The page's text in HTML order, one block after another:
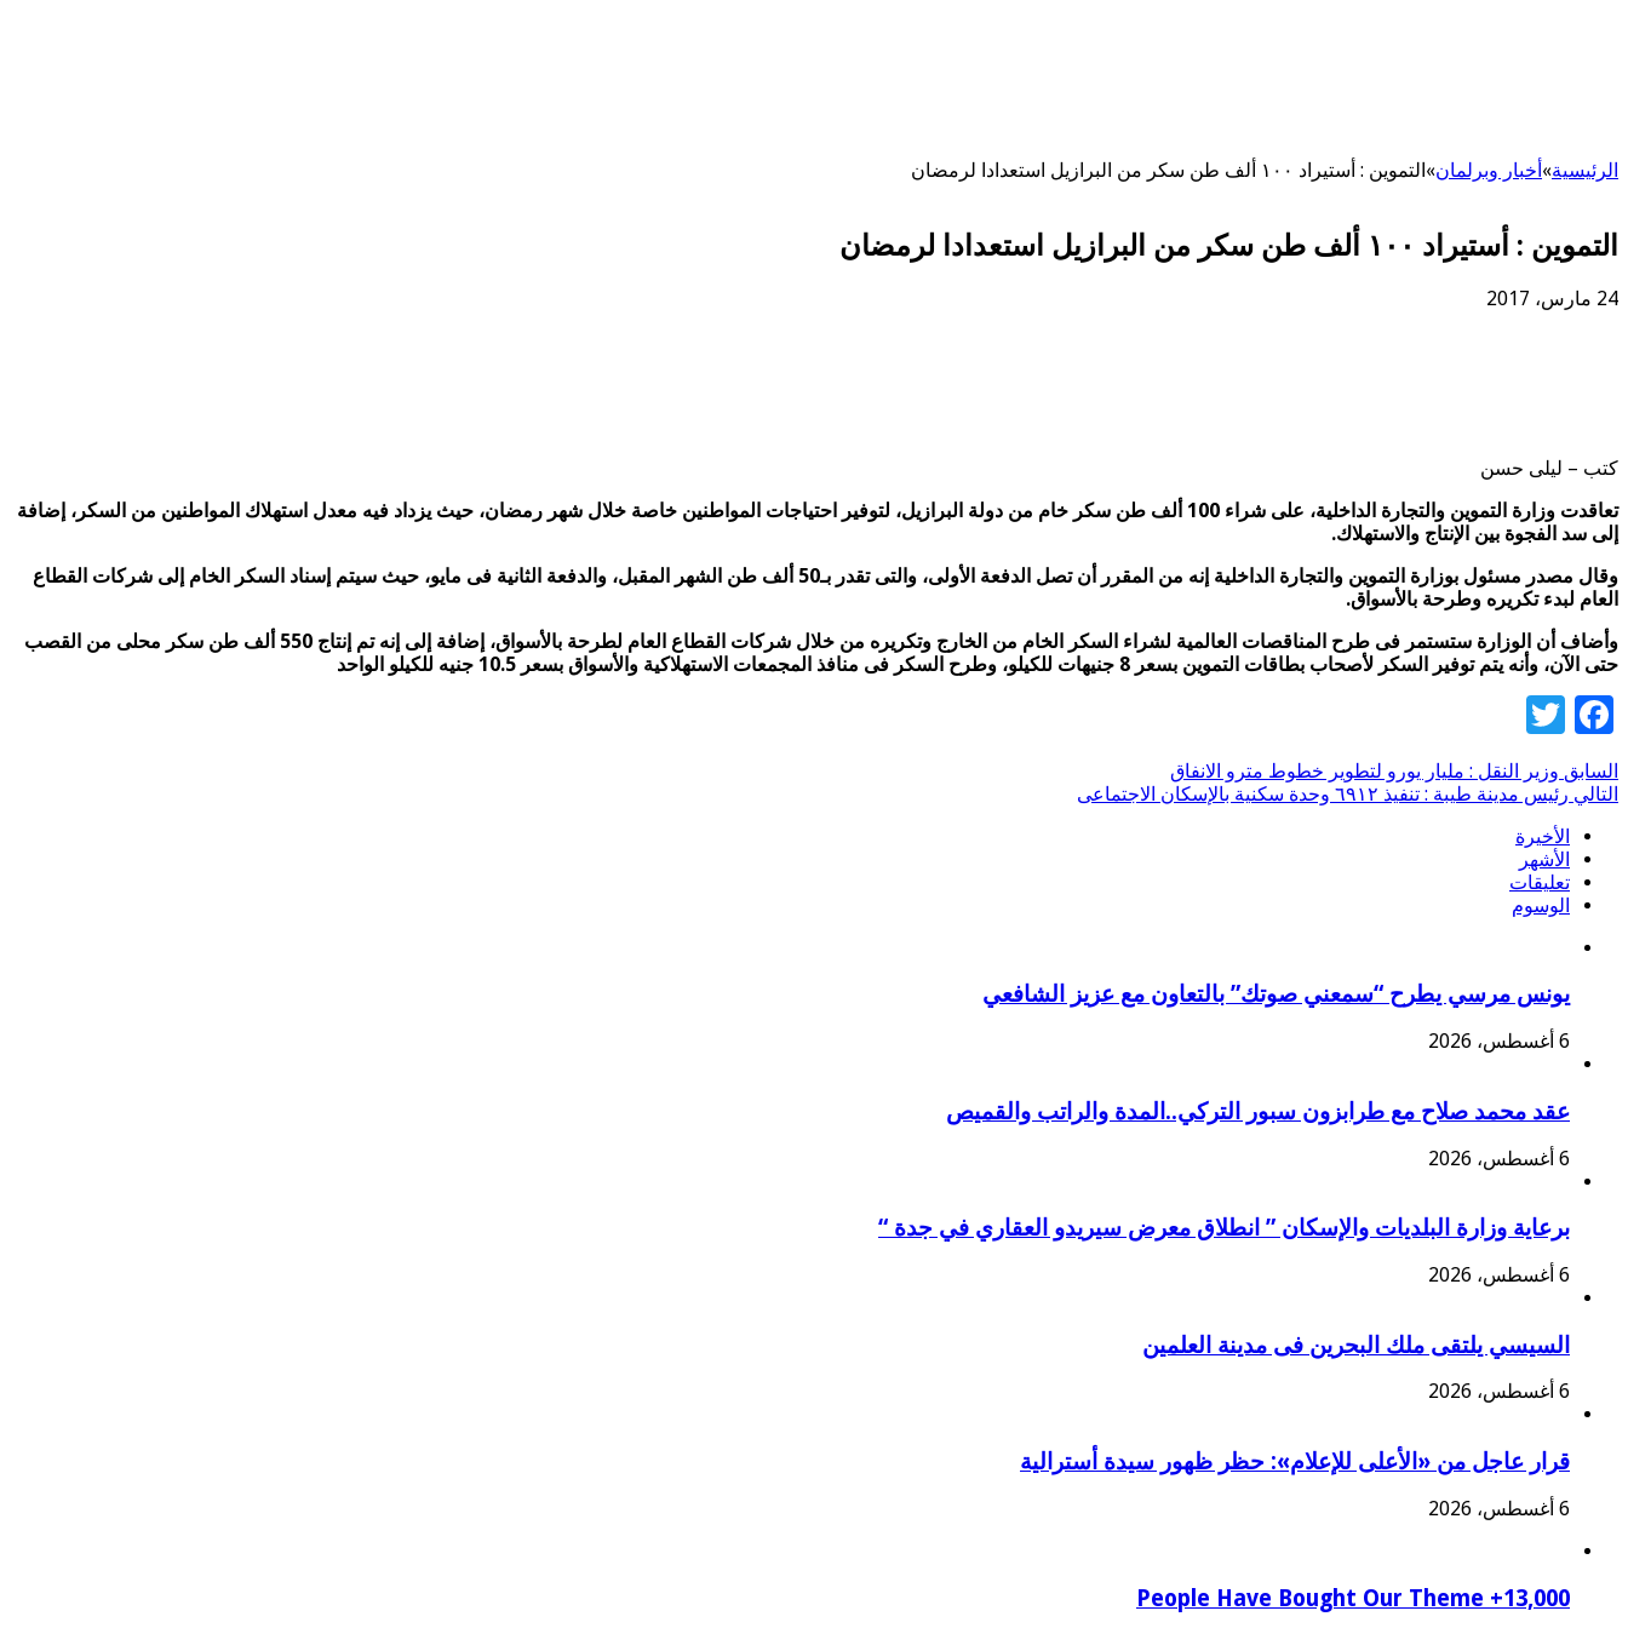
الرئيسية»أخبار وبرلمان»التموين : أستيراد ١٠٠ ألف طن سكر من البرازيل استعدادا لرمضان
التموين : أستيراد ١٠٠ ألف طن سكر من البرازيل استعدادا لرمضان
24 مارس، 2017
كتب – ليلى حسن
تعاقدت وزارة التموين والتجارة الداخلية، على شراء 100 ألف طن سكر خام من دولة البرازيل، لتوفير احتياجات المواطنين خاصة خلال شهر رمضان، حيث يزداد فيه معدل استهلاك المواطنين من السكر، إضافة
إلى سد الفجوة بين الإنتاج والاستهلاك.
وقال مصدر مسئول بوزارة التموين والتجارة الداخلية إنه من المقرر أن تصل الدفعة الأولى، والتى تقدر بـ50 ألف طن الشهر المقبل، والدفعة الثانية فى مايو، حيث سيتم إسناد السكر الخام إلى شركات القطاع
العام لبدء تكريره وطرحة بالأسواق.
وأضاف أن الوزارة ستستمر فى طرح المناقصات العالمية لشراء السكر الخام من الخارج وتكريره من خلال شركات القطاع العام لطرحة بالأسواق، إضافة إلى إنه تم إنتاج 550 ألف طن سكر محلى من القصب
حتى الآن، وأنه يتم توفير السكر لأصحاب بطاقات التموين بسعر 8 جنيهات للكيلو، وطرح السكر فى منافذ المجمعات الاستهلاكية والأسواق بسعر 10.5 جنيه للكيلو الواحد
Facebook
السابق وزير النقل : مليار يورو لتطوير خطوط مترو الانفاق
التالي رئيس مدينة طيبة : تنفيذ ٦٩١٢ وحدة سكنية بالإسكان الاجتماعى
الأخيرة
الأشهر
تعليقات
الوسوم
يونس مرسي يطرح “سمعني صوتك” بالتعاون مع عزيز الشافعي
6 أغسطس، 2026
عقد محمد صلاح مع طرابزون سبور التركي..المدة والراتب والقميص
6 أغسطس، 2026
برعاية وزارة البلديات والإسكان ” انطلاق معرض سيريدو العقاري في جدة “
6 أغسطس، 2026
السيسي يلتقى ملك البحرين فى مدينة العلمين
6 أغسطس، 2026
قرار عاجل من «الأعلى للإعلام»: حظر ظهور سيدة أسترالية
6 أغسطس، 2026
13,000+ People Have Bought Our Theme